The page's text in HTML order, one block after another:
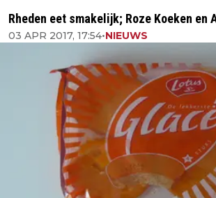
Rheden eet smakelijk; Roze Koeken en
03 APR 2017, 17:54•NIEUWS